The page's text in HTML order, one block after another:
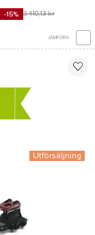
-15% 3 410,13 kr
JÄMFÖRA
Utförsäljning